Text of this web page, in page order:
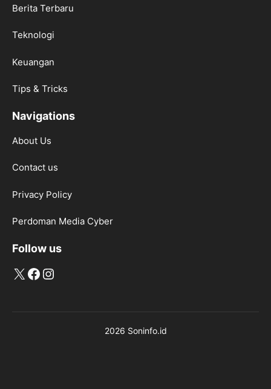
Berita Terbaru
Teknologi
Keuangan
Tips & Tricks
Navigations
About Us
Contact us
Privacy Policy
Perdoman Media Cyber
Follow us
X Facebook
Instagram
2026 Soninfo.id